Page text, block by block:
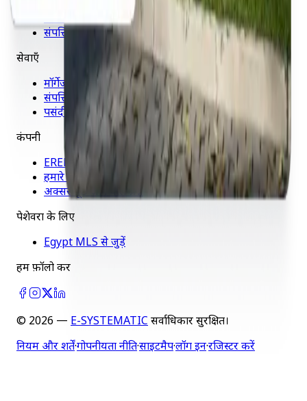
संपत्ति खरीदें
संपत्तियों की तुलना करें
सेवाएँ
मॉर्गेज कैलकुलेटर
संपत्ति बेचें
पसंदीदा
कंपनी
EREP के बारे में
हमारे संस्थापक
अक्सर पूछे जाने वाले प्रश्न
पेशेवरों के लिए
Egypt MLS से जुड़ें
हमें फ़ॉलो करें
© 2026 — E-SYSTEMATICसर्वाधिकार सुरक्षित।
नियम और शर्तें·गोपनीयता नीति·साइटमैप·लॉग इन·रजिस्टर करें